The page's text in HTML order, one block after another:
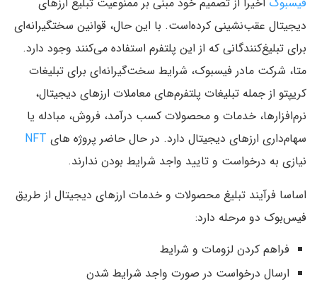
دیجیتال عقب‌نشینی کرده‌است. با این حال، قوانین سختگیرانه‌ای
برای تبلیغ‌کنندگانی که از این پلتفرم استفاده می‌کنند وجود دارد.
متا، شرکت مادر فیسبوک، شرایط سخت‌گیرانه‌ای برای تبلیغات
کریپتو از جمله تبلیغات پلتفرم‌های معاملات ارزهای دیجیتال،
نرم‌افزارها، خدمات و محصولات کسب درآمد، فروش، مبادله یا
سهام‌داری ارزهای دیجیتال دارد. در حال حاضر پروژه های NFT
نیازی به درخواست و تایید واجد شرایط بودن ندارند.
اساسا فرآیند تبلیغ محصولات و خدمات ارزهای دیجیتال از طریق
فیس‌بوک دو مرحله دارد:
فراهم کردن لزومات و شرایط
ارسال درخواست در صورت واجد شرایط شدن